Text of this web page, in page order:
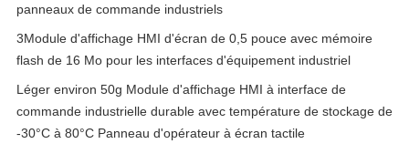
panneaux de commande industriels
3Module d'affichage HMI d'écran de 0,5 pouce avec mémoire
flash de 16 Mo pour les interfaces d'équipement industriel
Léger environ 50g Module d'affichage HMI à interface de
commande industrielle durable avec température de stockage de
-30°C à 80°C Panneau d'opérateur à écran tactile